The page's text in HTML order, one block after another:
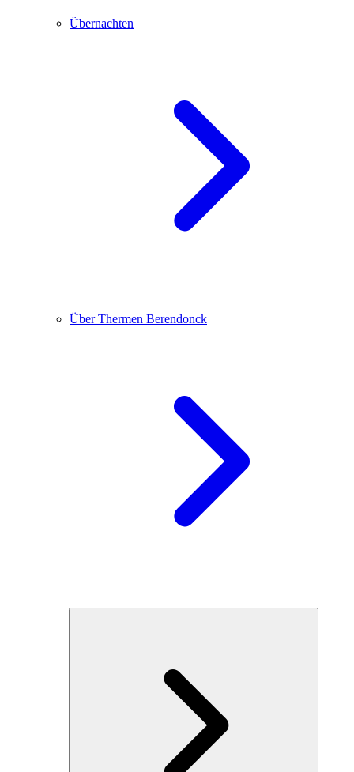
Übernachten
Über Thermen Berendonck